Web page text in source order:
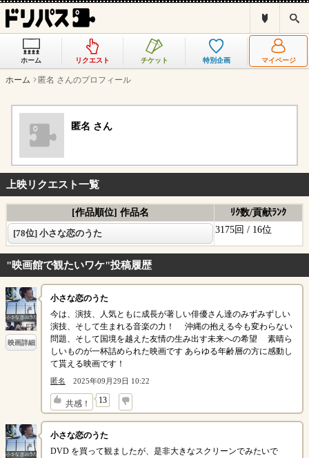
リ
ス
と
索
ホーム リクエスト チケット 特別企画 マイページ
ホーム 匿名 さんのプロフィール
匿名 さん
上映リクエスト一覧
[作品順位] 作品名
ﾘｸ数/貢献ﾗﾝｸ
[78位] 小さな恋のうた
3175回 / 16位
"映画館で観たいワケ"投稿履歴
映画詳細
小さな恋のうた
今は、演技、人気ともに成長が著しい俳優さん達のみずみずしい
演技、そして生まれる音楽の力！ 沖縄の抱える今も変わらない
問題、そして国境を越えた友情の生み出す未来への希望 素晴ら
しいものが一杯詰められた映画です あらゆる年齢層の方に感動し
て貰える映画です！
匿名 2025年09月29日 10:22
共感！ 13
↓
小さな恋のうた
DVD を買って観ましたが、是非大きなスクリーンでみたいで